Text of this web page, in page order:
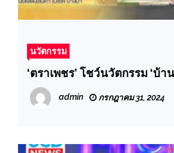
นวัตกรรม
‘ตราเพชร’ โชว์นวัตกรรม ‘บ้า
admin กรกฎาคม 31, 2024